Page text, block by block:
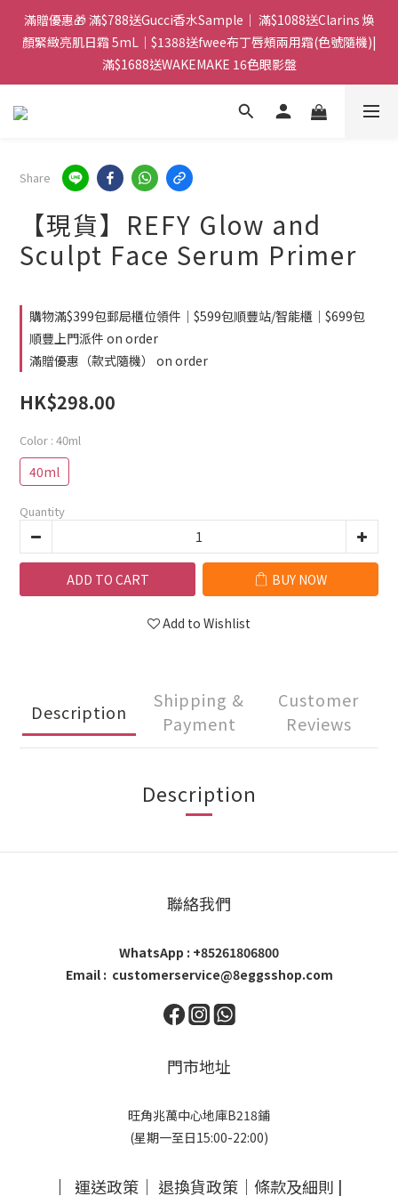
門市：旺角兆萬中心地庫B218 ｜ 所有訂單可旺角門市取貨｜全店
滿$399包郵局取件｜$599包順豐站/站智能櫃｜$699包順豐上門派
件
滿贈優惠🎁 滿$788送Gucci香水Sample｜ 滿$1088送Clarins 煥
顏緊緻亮肌日霜 5mL｜$1388送fwee布丁唇頰兩用霜(色號隨機)|
滿$1688送WAKEMAKE 16色眼影盤
門市：旺角兆萬中心地庫B218 ｜ 所有訂單可旺角門市取貨｜全店
Share
【現貨】REFY Glow and
Sculpt Face Serum Primer
購物滿$399包郵局櫃位領件｜$599包順豐站/智能櫃｜$699包
順豐上門派件 on order
滿贈優惠（款式隨機） on order
HK$298.00
Color : 40ml
40ml
Quantity
ADD TO CART BUY NOW
Add to Wishlist
Description
Shipping &
Payment
Customer
Reviews
Description
聯絡我們
WhatsApp : +85261806800
Email : customerservice@8eggsshop.com
門市地址
旺角兆萬中心地庫B218鋪
(星期一至日15:00-22:00)
｜ 運送政策 ｜ 退換貨政策 ｜ 條款及細則 |